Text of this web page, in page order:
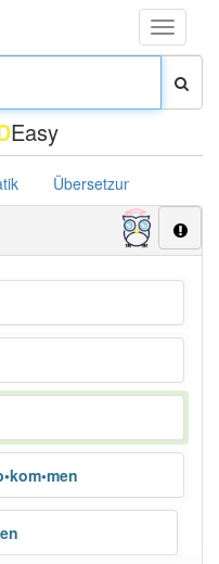
Toggle
Easy
Übersetzung